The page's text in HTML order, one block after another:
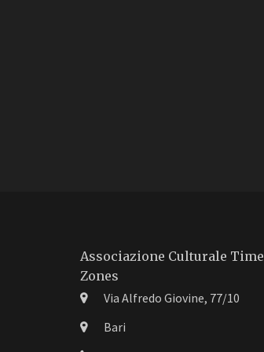
Associazione Culturale Time
Zones
Via Alfredo Giovine, 77/10
Bari